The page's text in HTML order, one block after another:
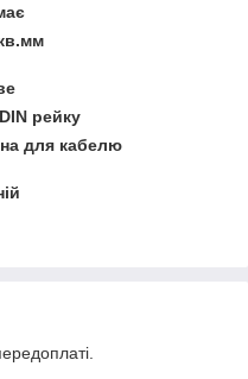
рейку
для кабелю